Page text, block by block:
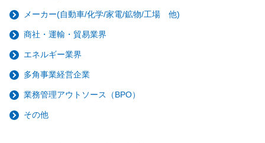
メーカー(自動車/化学/家電/鉱物/工場 他)
商社・運輸・貿易業界
エネルギー業界
多角事業経営企業
業務管理アウトソース（BPO）
その他